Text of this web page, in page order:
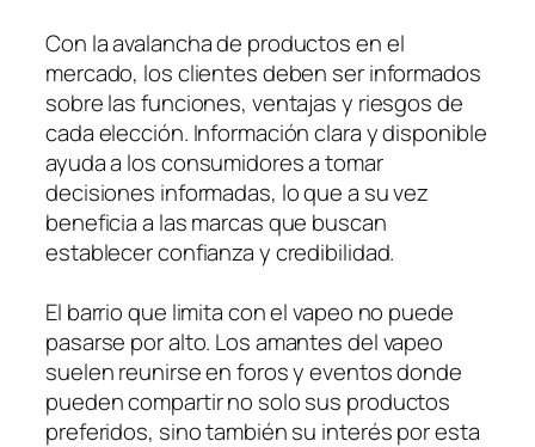
Con la avalancha de productos en el
mercado, los clientes deben ser informados
sobre las funciones, ventajas y riesgos de
cada elección. Información clara y disponible
ayuda a los consumidores a tomar
decisiones informadas, lo que a su vez
beneficia a las marcas que buscan
establecer confianza y credibilidad.
El barrio que limita con el vapeo no puede
pasarse por alto. Los amantes del vapeo
suelen reunirse en foros y eventos donde
pueden compartir no solo sus productos
preferidos, sino también su interés por esta